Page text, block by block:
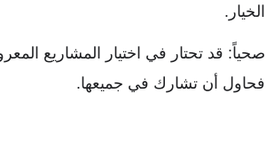
الخيار.
صحياً: قد تحتار في اختيار المشاريع
فحاول أن تشارك في جميعها.